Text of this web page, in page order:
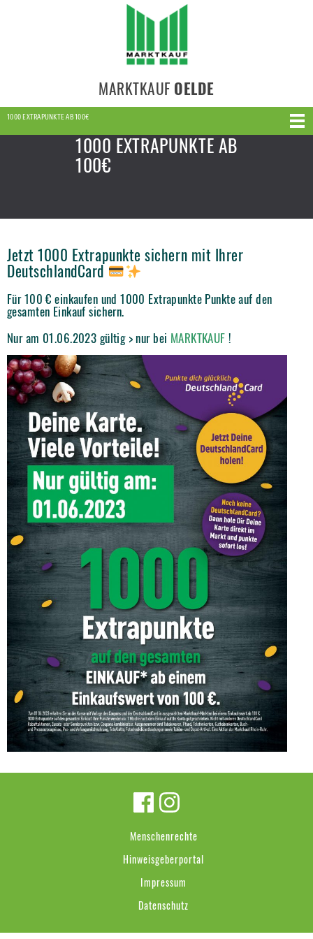
MARKTKAUF OELDE
1000 EXTRAPUNKTE AB 100€
1000 EXTRAPUNKTE AB
100€
Jetzt 1000 Extrapunkte sichern mit Ihrer
DeutschlandCard
Für 100 € einkaufen und 1000 Extrapunkte Punkte auf den
gesamten Einkauf sichern.
Nur am 01.06.2023 gültig > nur bei MARKTKAUF !
Menschenrechte
Hinweisgeberportal
Impressum
Datenschutz